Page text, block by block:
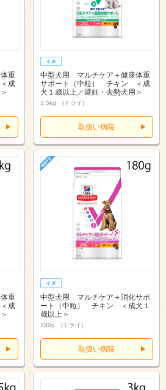
重
成
中型犬用 マルチケア＋健康体重
サポート（中粒） チキン ＜成
犬１歳以上／避妊・去勢犬用＞
1.5kg (ドライ)
取扱い病院
重
成
中型犬用 マルチケア＋消化サポ
ート（中粒） チキン ＜成犬１
歳以上＞
180g (ドライ)
取扱い病院